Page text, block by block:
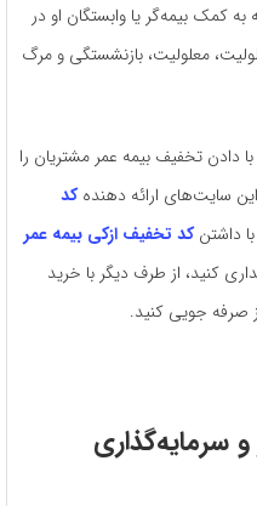
کمک بیمه‌گر یا وابستگان او در
معلولیت، بازنشستگی و مرگ
دادن تخفیف بیمه عمر مشتریان را
سایت‌های ارائه دهندهکد
داشتنکد تخفیف ازکی بیمه عمر
کنید، از طرف دیگر با خرید
صرفه جویی کنید.
سرمایه‌گذاری